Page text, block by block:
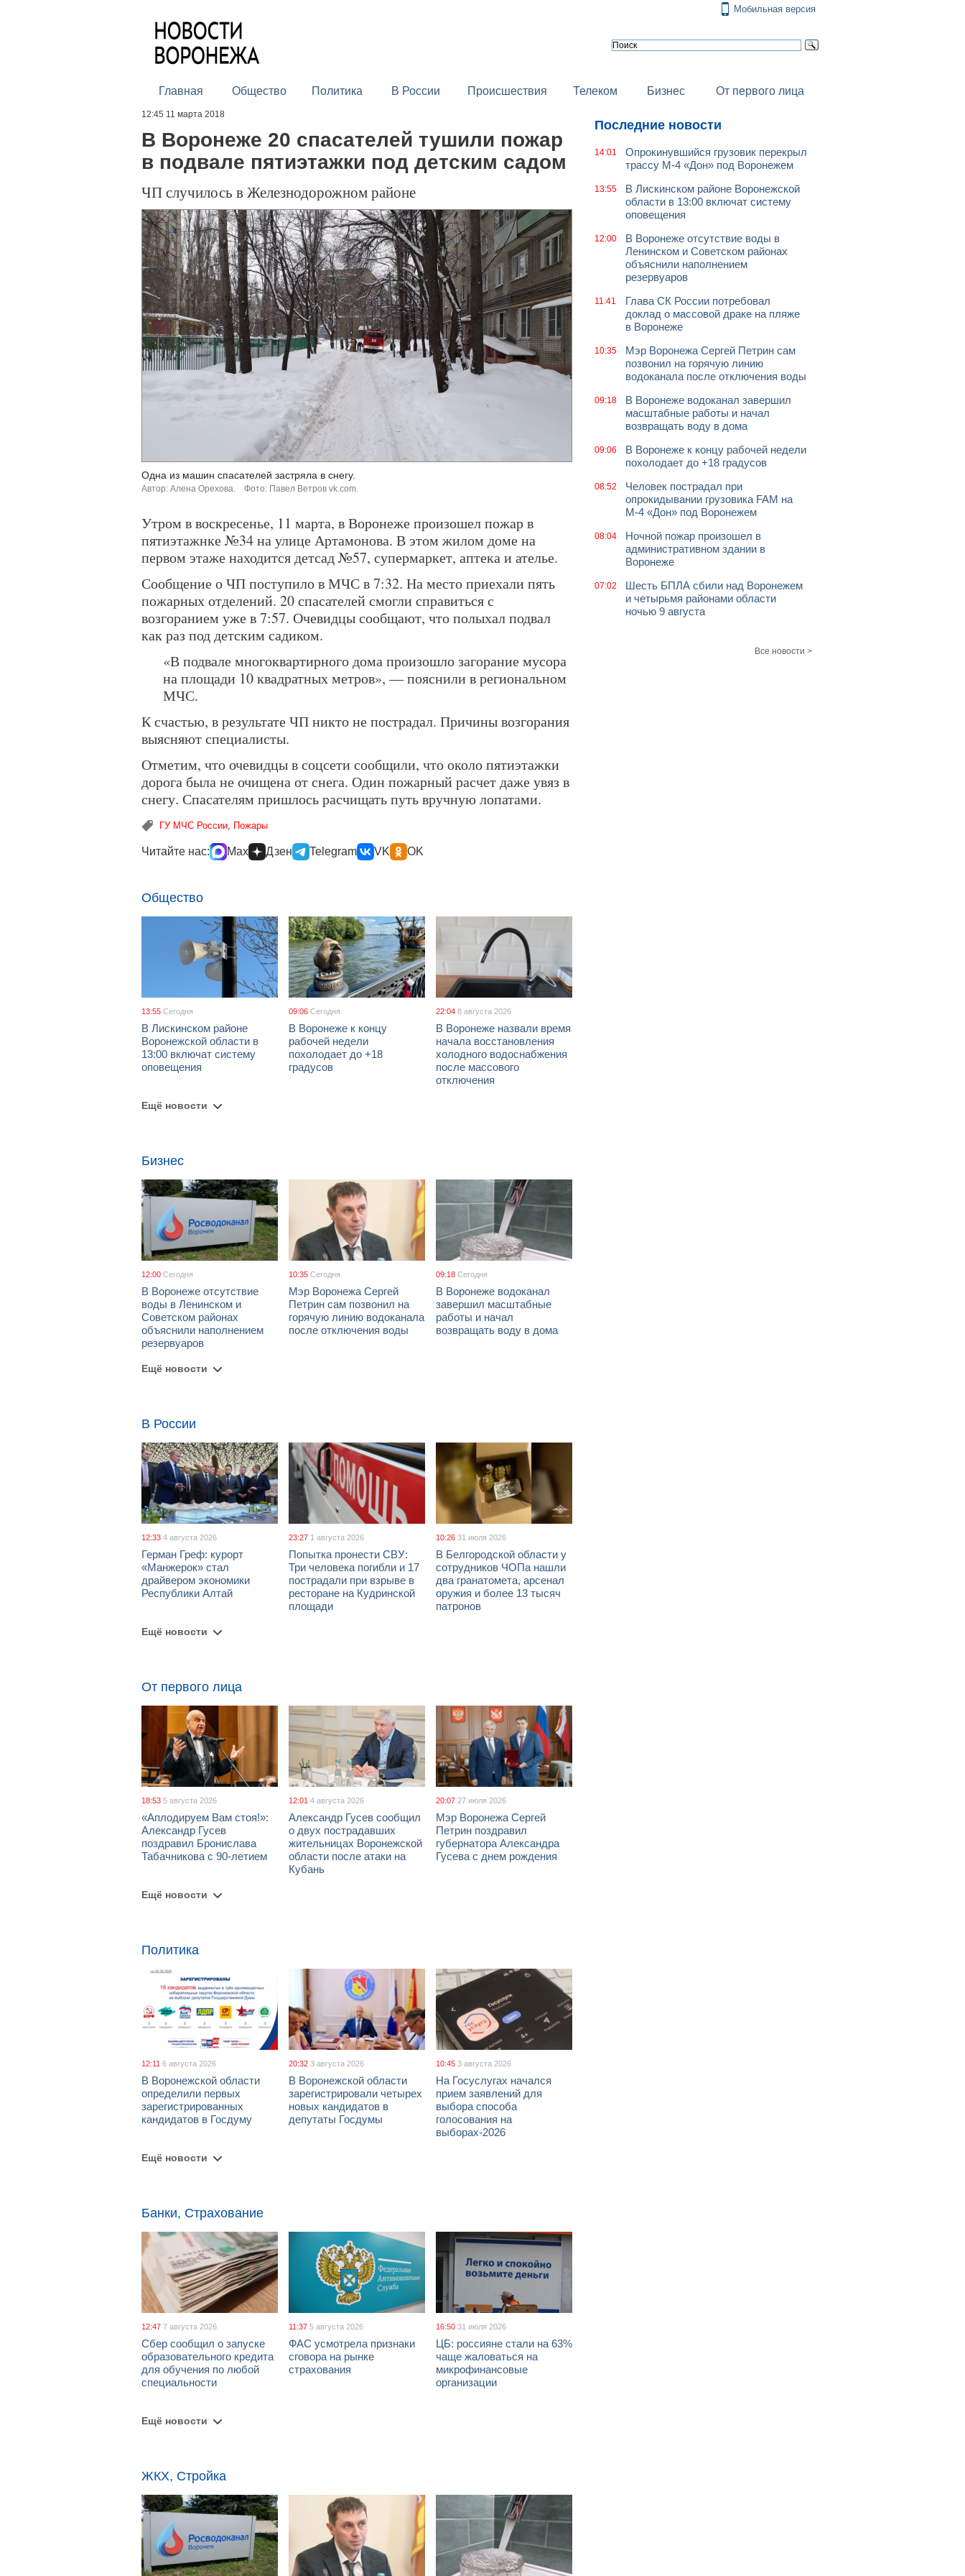
Мобильная версия
Главная Общество Политика В России Происшествия Телеком Бизнес От первого лица
12:45 11 марта 2018
В Воронеже 20 спасателей тушили пожар
в подвале пятиэтажки под детским садом
ЧП случилось в Железнодорожном районе
Одна из машин спасателей застряла в снегу.
Автор: Алена Орехова. Фото: Павел Ветров vk.com.
Утром в воскресенье, 11 марта, в Воронеже произошел пожар в
пятиэтажнке №34 на улице Артамонова. В этом жилом доме на
первом этаже находится детсад №57, супермаркет, аптека и ателье.
Сообщение о ЧП поступило в МЧС в 7:32. На место приехали пять
пожарных отделений. 20 спасателей смогли справиться с
возгоранием уже в 7:57. Очевидцы сообщают, что полыхал подвал
как раз под детским садиком.
«В подвале многоквартирного дома произошло загорание мусора
на площади 10 квадратных метров», — пояснили в региональном
МЧС.
К счастью, в результате ЧП никто не пострадал. Причины возгорания
выясняют специалисты.
Отметим, что очевидцы в соцсети сообщили, что около пятиэтажки
дорога была не очищена от снега. Один пожарный расчет даже увяз в
снегу. Спасателям пришлось расчищать путь вручную лопатами.
ГУ МЧС России, Пожары
Читайте нас: Max Дзен Telegram VK OK
Общество
13:55 Сегодня
В Лискинском районе
Воронежской области в
13:00 включат систему
оповещения
09:06 Сегодня
В Воронеже к концу
рабочей недели
похолодает до +18
градусов
22:04 8 августа 2026
В Воронеже назвали время
начала восстановления
холодного водоснабжения
после массового
отключения
Ещё новости
Бизнес
12:00 Сегодня
В Воронеже отсутствие
воды в Ленинском и
Советском районах
объяснили наполнением
резервуаров
10:35 Сегодня
Мэр Воронежа Сергей
Петрин сам позвонил на
горячую линию водоканала
после отключения воды
09:18 Сегодня
В Воронеже водоканал
завершил масштабные
работы и начал
возвращать воду в дома
Ещё новости
В России
12:33 4 августа 2026
Герман Греф: курорт
«Манжерок» стал
драйвером экономики
Республики Алтай
23:27 1 августа 2026
Попытка пронести СВУ:
Три человека погибли и 17
пострадали при взрыве в
ресторане на Кудринской
площади
10:26 31 июля 2026
В Белгородской области у
сотрудников ЧОПа нашли
два гранатомета, арсенал
оружия и более 13 тысяч
патронов
Ещё новости
От первого лица
18:53 5 августа 2026
«Аплодируем Вам стоя!»:
Александр Гусев
поздравил Бронислава
Табачникова с 90-летием
12:01 4 августа 2026
Александр Гусев сообщил
о двух пострадавших
жительницах Воронежской
области после атаки на
Кубань
20:07 27 июля 2026
Мэр Воронежа Сергей
Петрин поздравил
губернатора Александра
Гусева с днем рождения
Ещё новости
Политика
12:11 6 августа 2026
В Воронежской области
определили первых
зарегистрированных
кандидатов в Госдуму
20:32 3 августа 2026
В Воронежской области
зарегистрировали четырех
новых кандидатов в
депутаты Госдумы
10:45 3 августа 2026
На Госуслугах начался
прием заявлений для
выбора способа
голосования на
выборах-2026
Ещё новости
Банки, Страхование
12:47 7 августа 2026
Сбер сообщил о запуске
образовательного кредита
для обучения по любой
специальности
11:37 5 августа 2026
ФАС усмотрела признаки
сговора на рынке
страхования
16:50 31 июля 2026
ЦБ: россияне стали на 63%
чаще жаловаться на
микрофинансовые
организации
Ещё новости
ЖКХ, Стройка
Последние новости
14:01
Опрокинувшийся грузовик перекрыл
трассу М-4 «Дон» под Воронежем
13:55
В Лискинском районе Воронежской
области в 13:00 включат систему
оповещения
12:00
В Воронеже отсутствие воды в
Ленинском и Советском районах
объяснили наполнением
резервуаров
11:41
Глава СК России потребовал
доклад о массовой драке на пляже
в Воронеже
10:35
Мэр Воронежа Сергей Петрин сам
позвонил на горячую линию
водоканала после отключения воды
09:18
В Воронеже водоканал завершил
масштабные работы и начал
возвращать воду в дома
09:06
В Воронеже к концу рабочей недели
похолодает до +18 градусов
08:52
Человек пострадал при
опрокидывании грузовика FAM на
М-4 «Дон» под Воронежем
08:04
Ночной пожар произошел в
административном здании в
Воронеже
07:02
Шесть БПЛА сбили над Воронежем
и четырьмя районами области
ночью 9 августа
Все новости >